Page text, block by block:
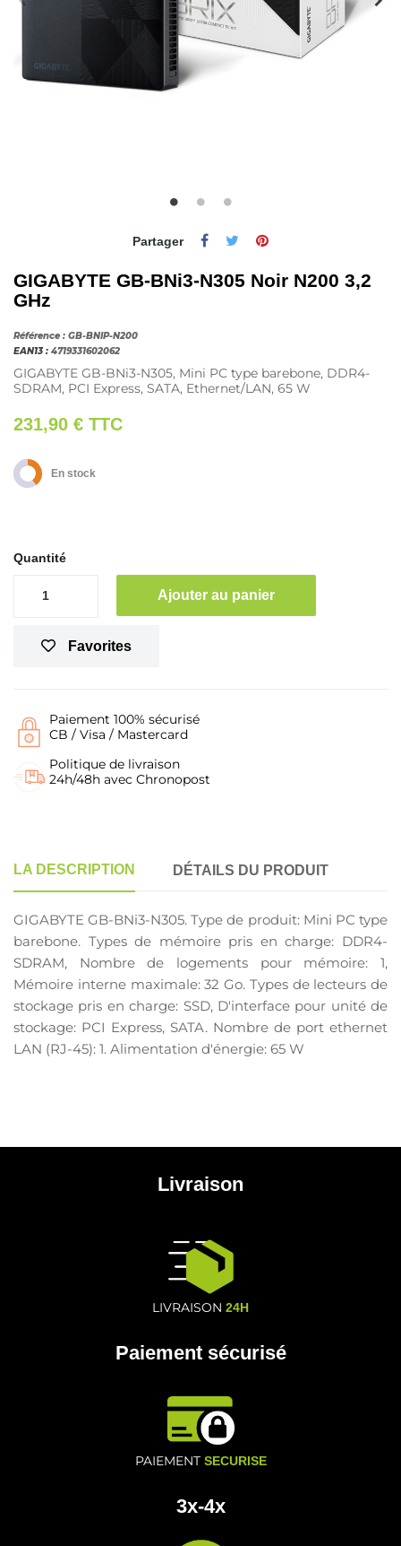
Partager
GIGABYTE GB-BNi3-N305 Noir N200 3,2
GHz
Référence : GB-BNIP-N200
EAN13 : 4719331602062
GIGABYTE GB-BNi3-N305, Mini PC type barebone, DDR4-
SDRAM, PCI Express, SATA, Ethernet/LAN, 65 W
231,90 € TTC
En stock
Quantité
Ajouter au panier
Favorites
Paiement 100% sécurisé
CB / Visa / Mastercard
Politique de livraison
24h/48h avec Chronopost
LA DESCRIPTION DÉTAILS DU PRODUIT
GIGABYTE GB-BNi3-N305. Type de produit: Mini PC type
barebone. Types de mémoire pris en charge: DDR4-
SDRAM, Nombre de logements pour mémoire: 1,
Mémoire interne maximale: 32 Go. Types de lecteurs de
stockage pris en charge: SSD, D'interface pour unité de
stockage: PCI Express, SATA. Nombre de port ethernet
LAN (RJ-45): 1. Alimentation d'énergie: 65 W
Livraison
LIVRAISON 24H
Paiement sécurisé
PAIEMENT SECURISE
3x-4x